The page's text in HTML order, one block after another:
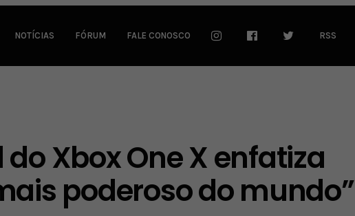
NOTÍCIAS FÓRUM FALE CONOSCO RSS
Xbox One X enfatiza
poderoso do mundo”